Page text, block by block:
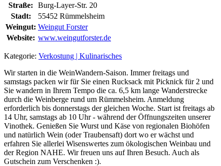
Straße:
Burg-Layer-Str. 20
Stadt:
55452 Rümmelsheim
Weingut: Weingut Forster
Website: www.weingutforster.de
Kategorie: Verkostung | Kulinarisches
Wir starten in die WeinWandern-Saison. Immer freitags und
samstags packen wir für Sie einen Rucksack mit Picknick für 2 und
Sie wandern in Ihrem Tempo die ca. 6,5 km lange Wanderstrecke
durch die Weinberge rund um Rümmelsheim. Anmeldung
erforderlich bis donnerstags der gleichen Woche. Start ist freitags ab
14 Uhr, samstags ab 10 Uhr - während der Öffnungszeiten unserer
Vinothek. Genießen Sie Wurst und Käse von regionalen Biohöfen
und natürlich Wein (oder Traubensaft) dort wo er wächst und
erfahren Sie allerlei Wisenswertes zum ökologischen Weinbau und
der Region NAHE. Wir freuen uns auf Ihren Besuch. Auch als
Gutschein zum Verschenken :).